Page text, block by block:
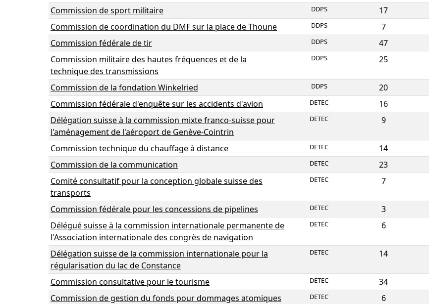
Commission de sport militaire
DDPS
17
Commission de coordination du DMF sur la place de Thoune
DDPS
7
Commission fédérale de tir
DDPS
47
Commission militaire des hautes fréquences et de la
technique des transmissions
DDPS 25
Commission de la fondation Winkelried DDPS
20
Commission fédérale d'enquête sur les accidents d'avion
DETEC
16
Délégation suisse à la commission mixte franco-suisse pour
l'aménagement de l'aéroport de Genève-Cointrin
DETEC 9
Commission technique du chauffage à distance DETEC
14
Commission de la communication
DETEC
23
Comité consultatif pour la conception globale suisse des
transports
DETEC 7
Commission fédérale pour les concessions de pipelines DETEC
3
Délégué suisse à la commission internationale permanente de
l'Association internationale des congrès de navigation
DETEC 6
Délégation suisse de la commission internationale pour la
régularisation du lac de Constance
DETEC 14
Commission consultative pour le tourisme DETEC
34
Commission de gestion du fonds pour dommages atomiques
DETEC 6